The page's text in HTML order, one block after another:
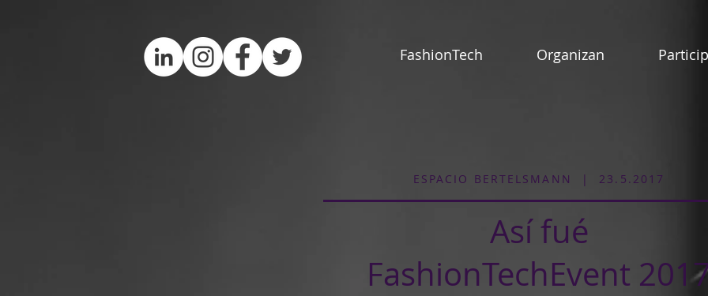
FashionTech Organizan
ESPACIO BERTELSMANN | 23.5.2017
Así fué
FashionTechEvent